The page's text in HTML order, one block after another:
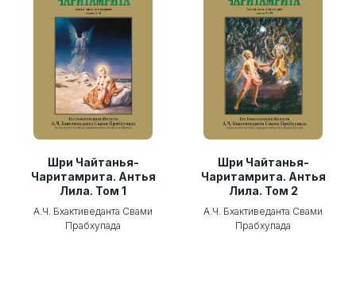
Шри Чайтанья-
Чаритамрита. Антья
Лила. Том 1
А.Ч. Бхактиведанта Свами
Прабхупада
Шри Чайтанья-
Чаритамрита. Антья
Лила. Том 2
А.Ч. Бхактиведанта Свами
Прабхупада